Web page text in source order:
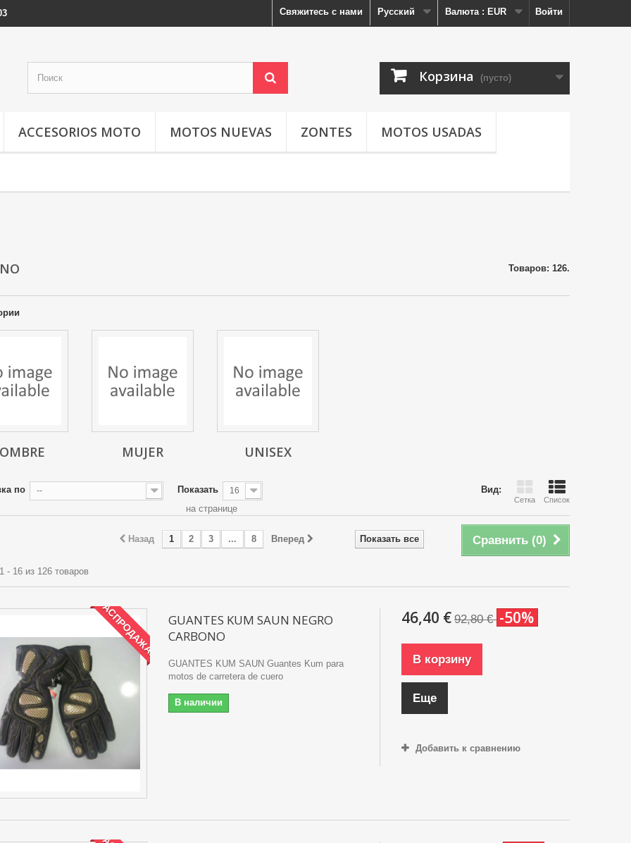
Войти
Валюта : EUR
Русский
Свяжитесь с нами
Корзина (пусто)
ACCESORIOS MOTO MOTOS NUEVAS ZONTES MOTOS USADAS
Товаров: 126.
MUJER UNISEX
Вид:
Сетка Список
по -- Показать 16
на странице
Сравнить (0)
Показать все
Назад 1 2 3 ... 8 Вперед
- 16 из 126 товаров
РАСПРОДАЖА!
GUANTES KUM SAUN NEGRO
CARBONO
GUANTES KUM SAUN Guantes Kum para
motos de carretera de cuero
В наличии
46,40 € 92,80 € -50%
В корзину
Еще
Добавить к сравнению